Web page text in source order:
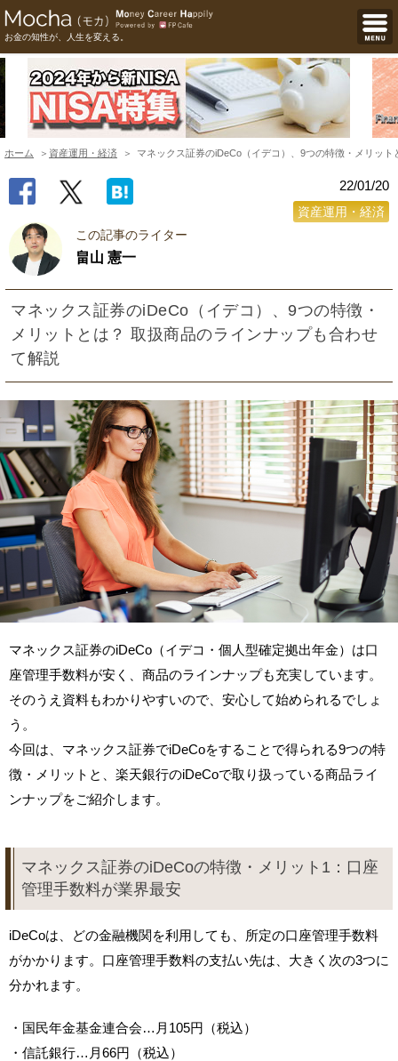
お金の知性が、人生を変える。
ホーム 資産運用・経済 マネックス証券のiDeCo（イデコ）、9つの特徴・メリッ
22/01/20
資産運用・経済
この記事のライター
畠山 憲一
マネックス証券のiDeCo（イデコ）、9つの特徴・
メリットとは？ 取扱商品のラインナップも合わせ
て解説
マネックス証券のiDeCo（イデコ・個人型確定拠出年金）は口
座管理手数料が安く、商品のラインナップも充実しています。
そのうえ資料もわかりやすいので、安心して始められるでしょ
う。
今回は、マネックス証券でiDeCoをすることで得られる9つの特
徴・メリットと、楽天銀行のiDeCoで取り扱っている商品ライ
ンナップをご紹介します。
マネックス証券のiDeCoの特徴・メリット1：口座
管理手数料が業界最安
iDeCoは、どの金融機関を利用しても、所定の口座管理手数料
がかかります。口座管理手数料の支払い先は、大きく次の3つに
分かれます。
・国民年金基金連合会…月105円（税込）
・信託銀行…月66円（税込）